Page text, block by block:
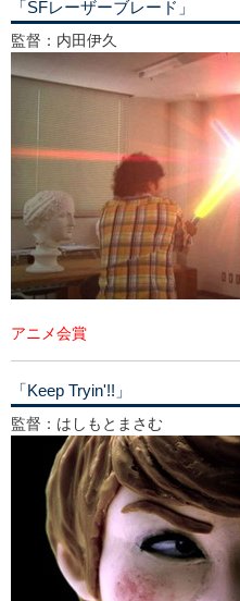
「SFレーザーブレード」
監督：内田伊久
アニメ会賞
「Keep Tryin'!!」
監督：はしもとまさむ